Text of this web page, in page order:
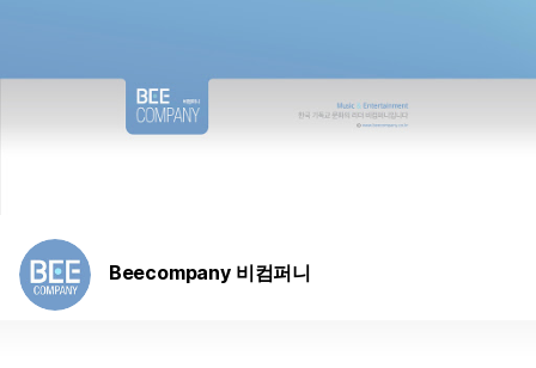
Beecompany 비컴퍼니